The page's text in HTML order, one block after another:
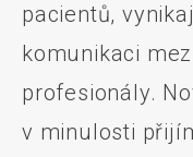
pacientů,
komunikaci
profesionály.
v minulosti